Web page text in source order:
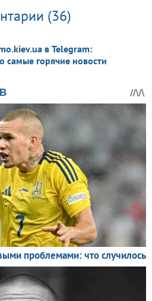
(36)
в Telegram:
самые горячие новости